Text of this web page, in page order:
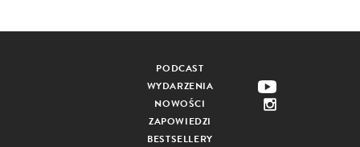
PODCAST
WYDARZENIA
NOWOŚCI
ZAPOWIEDZI
BESTSELLERY